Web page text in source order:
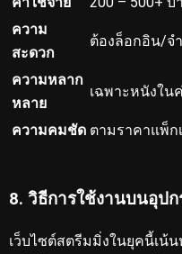
ความ
สะดวก
ต้องล็อกอิน/จ
ความหลาก
หลาย
เฉพาะหนังใน
ความคมชัด ตามราคาแพ็ก
8. วิธีการใช้งานบนอุป
เว็บไซต์สตรีมมิ่งในยุคนี้เน้